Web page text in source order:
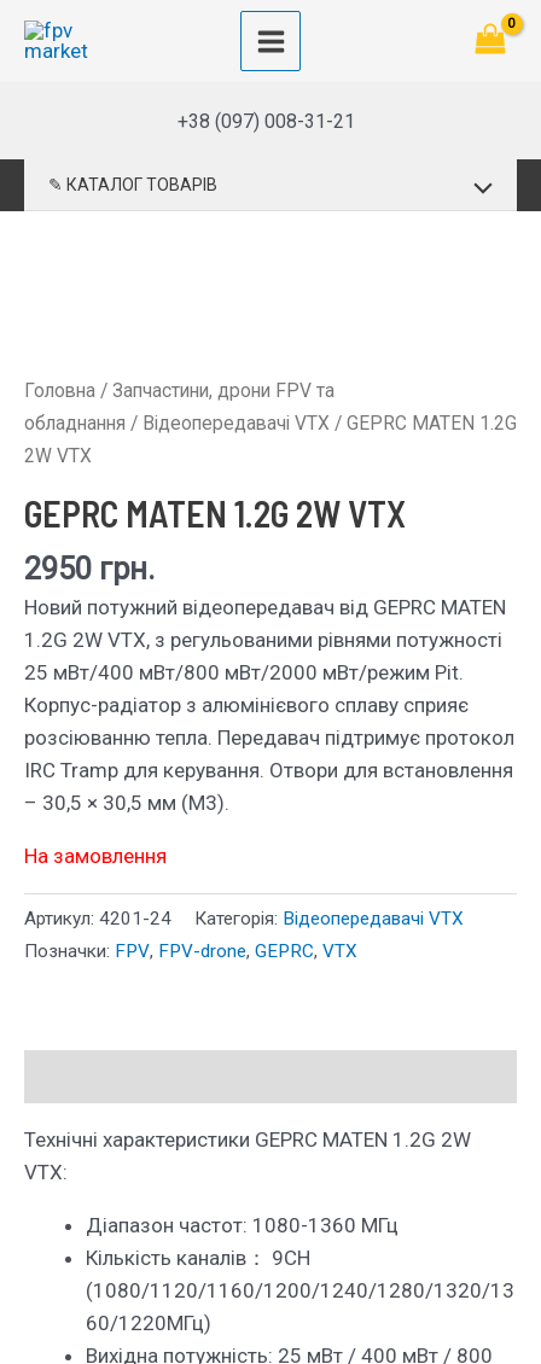
Перейти
Main
Menu
+38 (097) 008-31-21
✎ КАТАЛОГ ТОВАРІВ
Головна / Запчастини, дрони FPV та
обладнання / Відеопередавачі VTX / GEPRC MATEN 1.2G
2W VTX
GEPRC MATEN 1.2G 2W VTX
2950 грн.
Новий потужний відеопередавач від GEPRC MATEN
1.2G 2W VTX, з регульованими рівнями потужності
25 мВт/400 мВт/800 мВт/2000 мВт/режим Pit.
Корпус-радіатор з алюмінієвого сплаву сприяє
розсіюванню тепла. Передавач підтримує протокол
IRC Tramp для керування. Отвори для встановлення
– 30,5 × 30,5 мм (M3).
На замовлення
Артикул: 4201-24 Категорія: Відеопередавачі VTX
Позначки: FPV, FPV-drone, GEPRC, VTX
Технічні характеристики GEPRC MATEN 1.2G 2W
VTX:
Діапазон частот: 1080-1360 МГц
Кількість каналів： 9CH
(1080/1120/1160/1200/1240/1280/1320/13
60/1220МГц)
Вихідна потужність: 25 мВт / 400 мВт / 800